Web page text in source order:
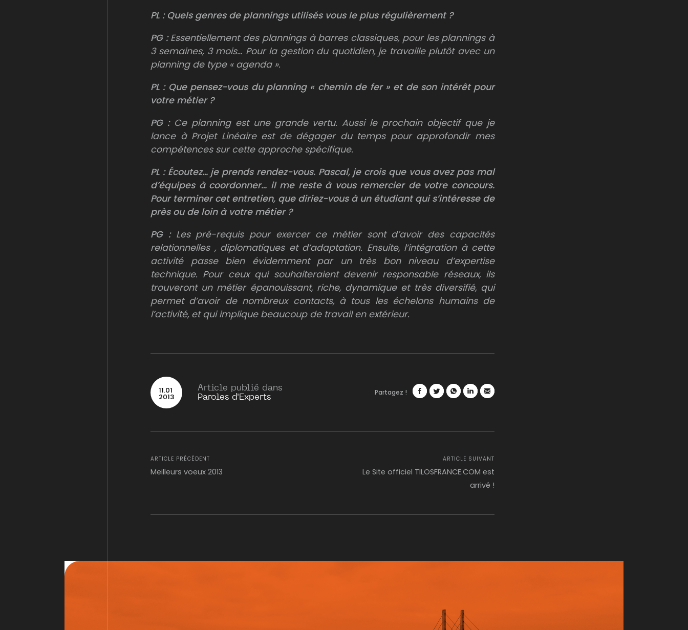
PL : Quels genres de plannings utilisés vous le plus régulièrement ?
PG :Essentiellement des plannings à barres classiques, pour les plannings à
3 semaines, 3 mois… Pour la gestion du quotidien, je travaille plutôt avec un
planning de type « agenda ».
PL : Que pensez-vous du planning « chemin de fer » et de son intérêt pour
votre métier ?
PG : Ce planning est une grande vertu. Aussi le prochain objectif que je
lance à Projet Linéaire est de dégager du temps pour approfondir mes
compétences sur cette approche spécifique.
PL : Écoutez… je prends rendez-vous. Pascal, je crois que vous avez pas mal
d’équipes à coordonner… il me reste à vous remercier de votre concours.
Pour terminer cet entretien, que diriez-vous à un étudiant qui s’intéresse de
près ou de loin à votre métier ?
PG : Les pré-requis pour exercer ce métier sont d’avoir des capacités
relationnelles , diplomatiques et d’adaptation. Ensuite, l’intégration à cette
activité passe bien évidemment par un très bon niveau d’expertise
technique. Pour ceux qui souhaiteraient devenir responsable réseaux, ils
trouveront un métier épanouissant, riche, dynamique et très diversifié, qui
permet d’avoir de nombreux contacts, à tous les échelons humains de
l’activité, et qui implique beaucoup de travail en extérieur.
11.01
2013
Article publié dans
Paroles d'Experts
Partagez !
ARTICLE PRÉCÉDENT
Meilleurs voeux 2013
ARTICLE SUIVANT
Le Site officiel TILOSFRANCE.COM est
arrivé !